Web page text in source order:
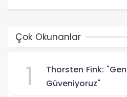
Çok Okunanlar
1
Thorsten Fink:
Güveniyoruz"